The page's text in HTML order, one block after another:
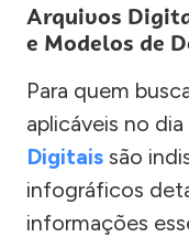
Arquivos
e Modelos de
Para quem
aplicáveis no
Digitais são
infográficos
informações